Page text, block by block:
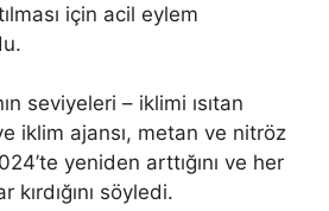
için acil eylem
seviyeleri – iklimi ısıtan
iklim ajansı, metan ve nitröz
yeniden arttığını ve her
söyledi.